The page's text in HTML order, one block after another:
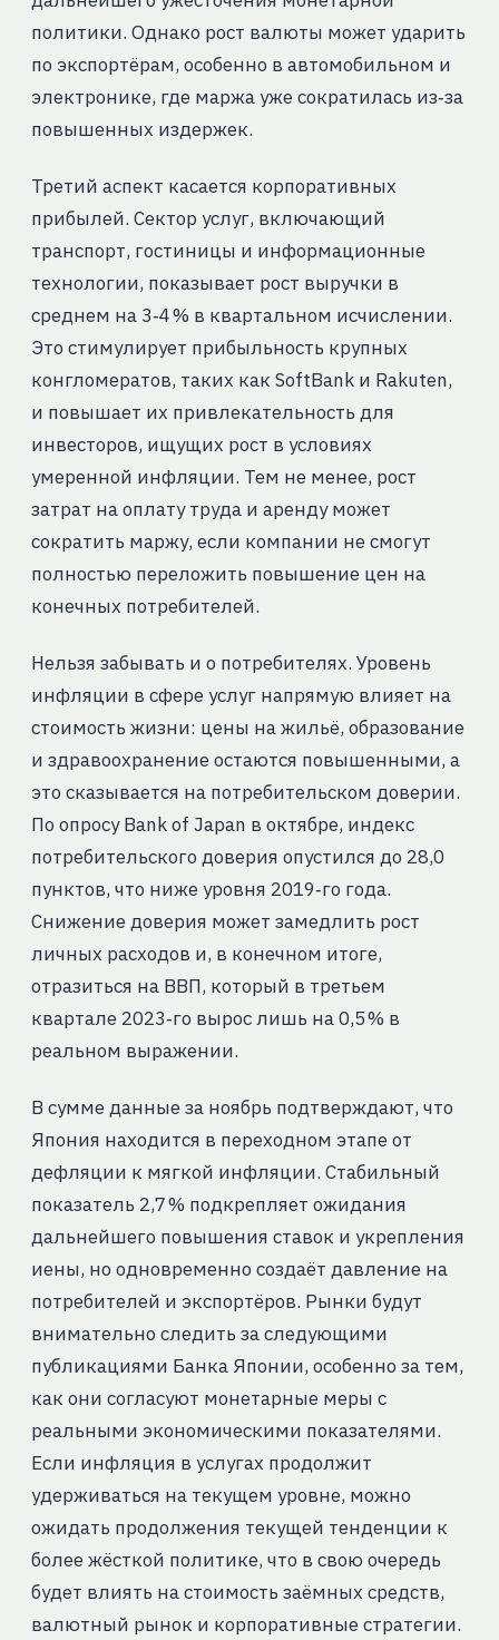
политики. Однако рост валюты может ударить
по экспортёрам, особенно в автомобильном и
электронике, где маржа уже сократилась из‑за
повышенных издержек.
Третий аспект касается корпоративных
прибылей. Сектор услуг, включающий
транспорт, гостиницы и информационные
технологии, показывает рост выручки в
среднем на 3‑4 % в квартальном исчислении.
Это стимулирует прибыльность крупных
конгломератов, таких как SoftBank и Rakuten,
и повышает их привлекательность для
инвесторов, ищущих рост в условиях
умеренной инфляции. Тем не менее, рост
затрат на оплату труда и аренду может
сократить маржу, если компании не смогут
полностью переложить повышение цен на
конечных потребителей.
Нельзя забывать и о потребителях. Уровень
инфляции в сфере услуг напрямую влияет на
стоимость жизни: цены на жильё, образование
и здравоохранение остаются повышенными, а
это сказывается на потребительском доверии.
По опросу Bank of Japan в октябре, индекс
потребительского доверия опустился до 28,0
пунктов, что ниже уровня 2019‑го года.
Снижение доверия может замедлить рост
личных расходов и, в конечном итоге,
отразиться на ВВП, который в третьем
квартале 2023‑го вырос лишь на 0,5 % в
реальном выражении.
В сумме данные за ноябрь подтверждают, что
Япония находится в переходном этапе от
дефляции к мягкой инфляции. Стабильный
показатель 2,7 % подкрепляет ожидания
дальнейшего повышения ставок и укрепления
иены, но одновременно создаёт давление на
потребителей и экспортёров. Рынки будут
внимательно следить за следующими
публикациями Банка Японии, особенно за тем,
как они согласуют монетарные меры с
реальными экономическими показателями.
Если инфляция в услугах продолжит
удерживаться на текущем уровне, можно
ожидать продолжения текущей тенденции к
более жёсткой политике, что в свою очередь
будет влиять на стоимость заёмных средств,
валютный рынок и корпоративные стратегии.